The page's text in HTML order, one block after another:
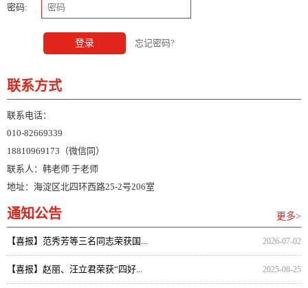
密码:
登录 忘记密码?
联系方式
联系电话：
010-82669339
18810969173（微信同）
联系人：韩老师 于老师
地址：海淀区北四环西路25-2号206室
通知公告 更多>
【喜报】范秀芳等三名同志荣获国... 2026-07-02
【喜报】赵丽、汪立君荣获“四好... 2025-08-25